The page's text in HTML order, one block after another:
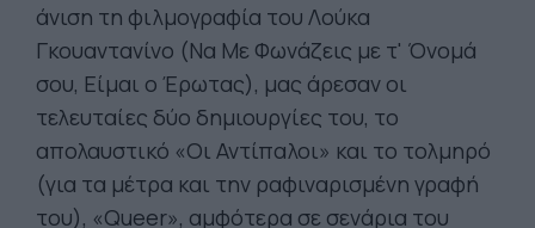
άνιση τη φιλμογραφία του Λούκα
Γκουαντανίνο (Να Με Φωνάζεις με τ' Όνομά
σου, Είμαι ο Έρωτας), μας άρεσαν οι
τελευταίες δύο δημιουργίες του, το
απολαυστικό «Οι Αντίπαλοι» και το τολμηρό
(για τα μέτρα και την ραφιναρισμένη γραφή
του), «Queer», αμφότερα σε σενάρια του